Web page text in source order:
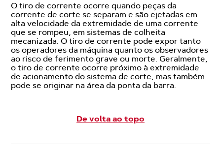
O tiro de corrente ocorre quando peças da
corrente de corte se separam e são ejetadas em
alta velocidade da extremidade de uma corrente
que se rompeu, em sistemas de colheita
mecanizada. O tiro de corrente pode expor tanto
os operadores da máquina quanto os observadores
ao risco de ferimento grave ou morte. Geralmente,
o tiro de corrente ocorre próximo à extremidade
de acionamento do sistema de corte, mas também
pode se originar na área da ponta da barra.
De volta ao topo